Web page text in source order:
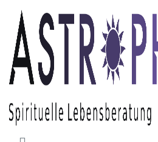
Skip to main content